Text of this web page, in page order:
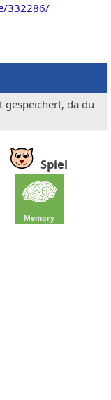
332286/
gespeichert, da du
Spiel
Memory